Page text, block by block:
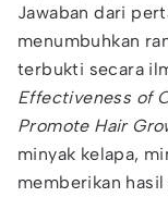
Jawaban dari
menumbuhkan
terbukti secara
Effectiveness of
Promote Hair
minyak kelapa,
memberikan